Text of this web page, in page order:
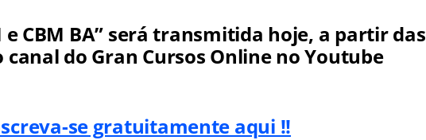
CBM BA” será transmitida hoje, a partir das
canal do Gran Cursos Online no Youtube
se gratuitamente aqui !!